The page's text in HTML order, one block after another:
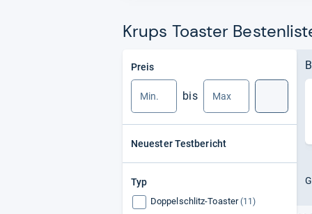
Krups Toaster
Preis
bis
Neuester Testbericht
Typ
Doppelschlitz-Toaster (11)